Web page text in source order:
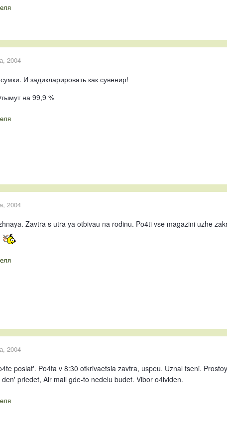
2004
И задикларировать как сувенир!
на 99,9 %
2004
Zavtra s utra ya otbivau na rodinu. Po4ti vse magazini uzhe
2004
poslat'. Po4ta v 8:30 otkrivaetsia zavtra, uspeu. Uznal tseni.
priedet, Air mail gde-to nedelu budet. Vibor o4ividen.